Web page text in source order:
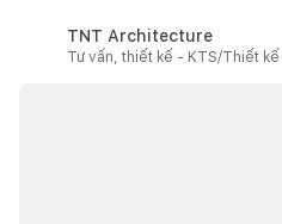
TNT Architecture
Tư vấn, thiết kế - KTS/Thiết kế